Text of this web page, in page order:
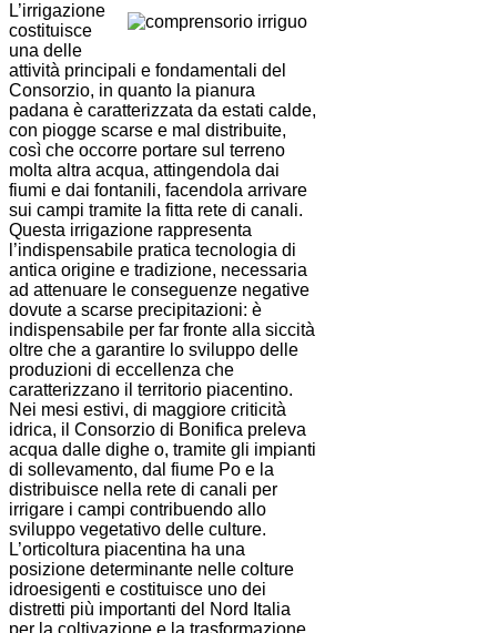
L’irrigazione
costituisce
una delle
attività principali e fondamentali del
Consorzio, in quanto la pianura
padana è caratterizzata da estati calde,
con piogge scarse e mal distribuite,
così che occorre portare sul terreno
molta altra acqua, attingendola dai
fiumi e dai fontanili, facendola arrivare
sui campi tramite la fitta rete di canali.
Questa irrigazione rappresenta
l’indispensabile pratica tecnologia di
antica origine e tradizione, necessaria
ad attenuare le conseguenze negative
dovute a scarse precipitazioni: è
indispensabile per far fronte alla siccità
oltre che a garantire lo sviluppo delle
produzioni di eccellenza che
caratterizzano il territorio piacentino.
Nei mesi estivi, di maggiore criticità
idrica, il Consorzio di Bonifica preleva
acqua dalle dighe o, tramite gli impianti
di sollevamento, dal fiume Po e la
distribuisce nella rete di canali per
irrigare i campi contribuendo allo
sviluppo vegetativo delle culture.
L’orticoltura piacentina ha una
posizione determinante nelle colture
idroesigenti e costituisce uno dei
distretti più importanti del Nord Italia